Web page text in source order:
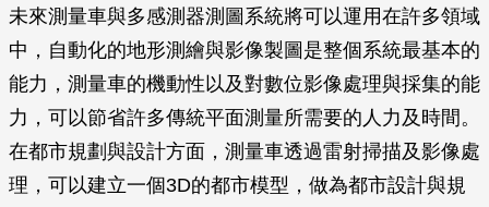
未來測量車與多感測器測圖系統將可以運用在許多領域
中，自動化的地形測繪與影像製圖是整個系統最基本的
能力，測量車的機動性以及對數位影像處理與採集的能
力，可以節省許多傳統平面測量所需要的人力及時間。
在都市規劃與設計方面，測量車透過雷射掃描及影像處
理，可以建立一個3D的都市模型，做為都市設計與規